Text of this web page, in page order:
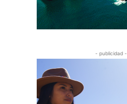
- publicidad -